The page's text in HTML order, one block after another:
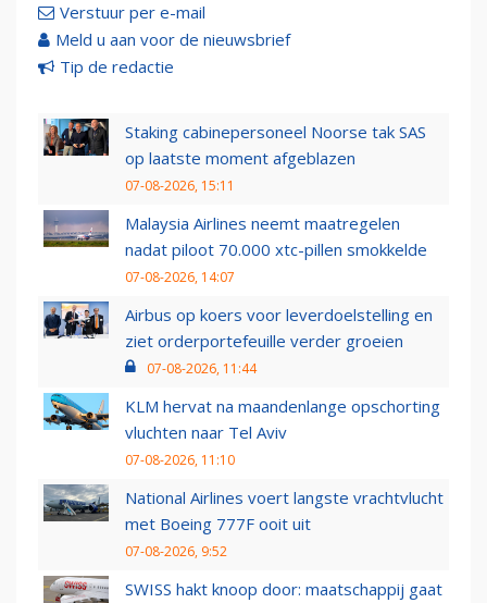
Verstuur per e-mail
Meld u aan voor de nieuwsbrief
Tip de redactie
Staking cabinepersoneel Noorse tak SAS
op laatste moment afgeblazen
07-08-2026, 15:11
Malaysia Airlines neemt maatregelen
nadat piloot 70.000 xtc-pillen smokkelde
07-08-2026, 14:07
Airbus op koers voor leverdoelstelling en
ziet orderportefeuille verder groeien
07-08-2026, 11:44
KLM hervat na maandenlange opschorting
vluchten naar Tel Aviv
07-08-2026, 11:10
National Airlines voert langste vrachtvlucht
met Boeing 777F ooit uit
07-08-2026, 9:52
SWISS hakt knoop door: maatschappij gaat